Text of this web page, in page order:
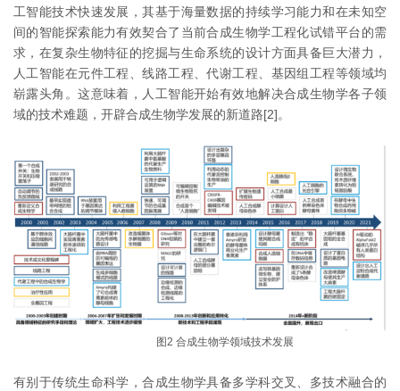
工智能技术快速发展，其基于海量数据的持续学习能力和在未知空
间的智能探索能力有效契合了当前合成生物学工程化试错平台的需
求，在复杂生物特征的挖掘与生命系统的设计方面具备巨大潜力，
人工智能在元件工程、线路工程、代谢工程、基因组工程等领域均
崭露头角。这意味着，人工智能开始有效地解决合成生物学各子领
域的技术难题，开辟合成生物学发展的新道路[2]。
图2 合成生物学领域技术发展
有别于传统生命科学，合成生物学具备多学科交叉、多技术融合的